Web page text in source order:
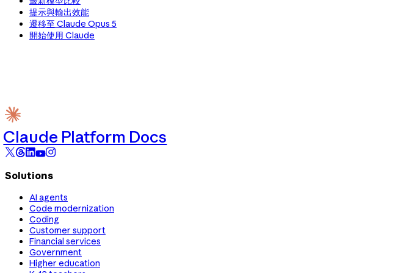
提示與輸出效能
遷移至 Claude Opus 5
開始使用 Claude
Claude Platform Docs
Solutions
AI agents
Code modernization
Coding
Customer support
Financial services
Government
Higher education